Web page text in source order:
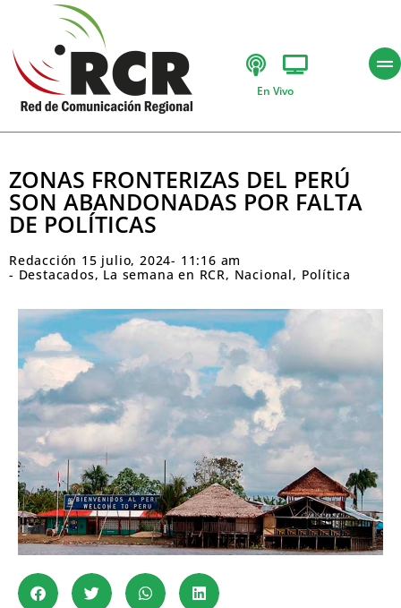
En Vivo
ZONAS FRONTERIZAS DEL PERÚ
SON ABANDONADAS POR FALTA
DE POLÍTICAS
Redacción 15 julio, 2024- 11:16 am
- Destacados, La semana en RCR, Nacional, Política